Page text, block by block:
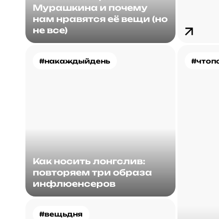
Мурашкина и почему
нам нравятся её вещи (но
не все)
#накаждыйдень
Как носить лонгслив:
повторяем три образа
инфлюенсеров
#вещьдня